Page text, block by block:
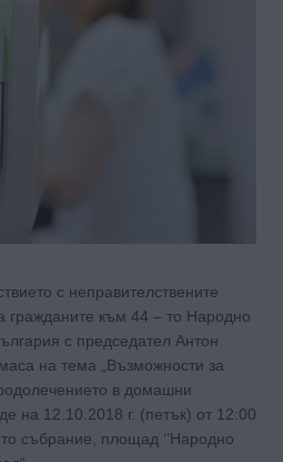
с неправителствените
гражданите към 44 – то Народно
с председател Антон
на тема „Възможности за
в домашни
на 12.10.2018 г. (петък) от 12:00
събрание, площад ‘’Народно